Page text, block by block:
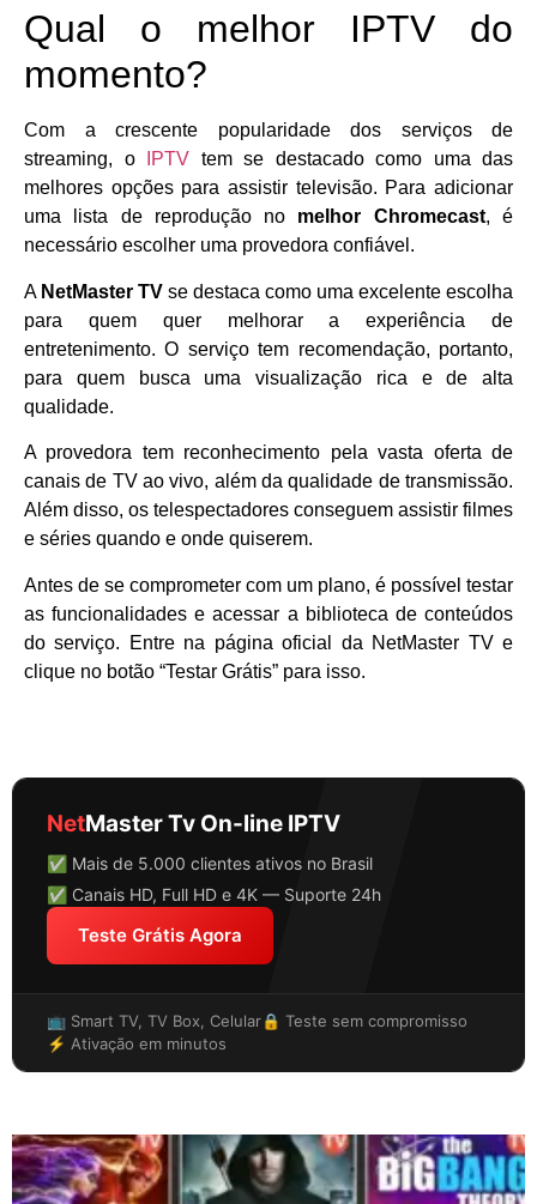
Qual o melhor IPTV do
momento?
Com a crescente popularidade dos serviços de
streaming, o
IPTV tem se destacado como uma das
melhores opções para assistir televisão. Para adicionar
uma lista de reprodução no melhor Chromecast, é
necessário escolher uma provedora confiável.
A NetMaster TV se destaca como uma excelente escolha
para quem quer melhorar a experiência de
entretenimento. O serviço tem recomendação, portanto,
para quem busca uma visualização rica e de alta
qualidade.
A provedora tem reconhecimento pela vasta oferta de
canais de TV ao vivo, além da qualidade de transmissão.
Além disso, os telespectadores conseguem assistir filmes
e séries quando e onde quiserem.
Antes de se comprometer com um plano, é possível testar
as funcionalidades e acessar a biblioteca de conteúdos
do serviço. Entre na página oficial da NetMaster TV e
clique no botão “Testar Grátis” para isso.
NetMaster Tv On-line IPTV
✅ Mais de 5.000 clientes ativos no Brasil
✅ Canais HD, Full HD e 4K — Suporte 24h
Teste Grátis Agora
📺 Smart TV, TV Box, Celular🔒 Teste sem compromisso
⚡ Ativação em minutos